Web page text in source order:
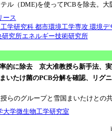
ル（DME)を使ってPCBを除去。
ース
学研究科 都市環境工学専攻 環境デ
研究所エネルギー技術研究所
的に除去 京大准教授ら新手法、
いたけ菌のPCB分解を確認、リグ
らのグループと雪国まいたけとの
大学微生物工学研究室